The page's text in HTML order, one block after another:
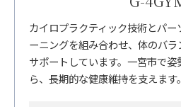
カイロプラクティック技術とパ
ーニングを組み合わせ、体のバ
サポートしています。一宮市で
ら、長期的な健康維持を支えます。